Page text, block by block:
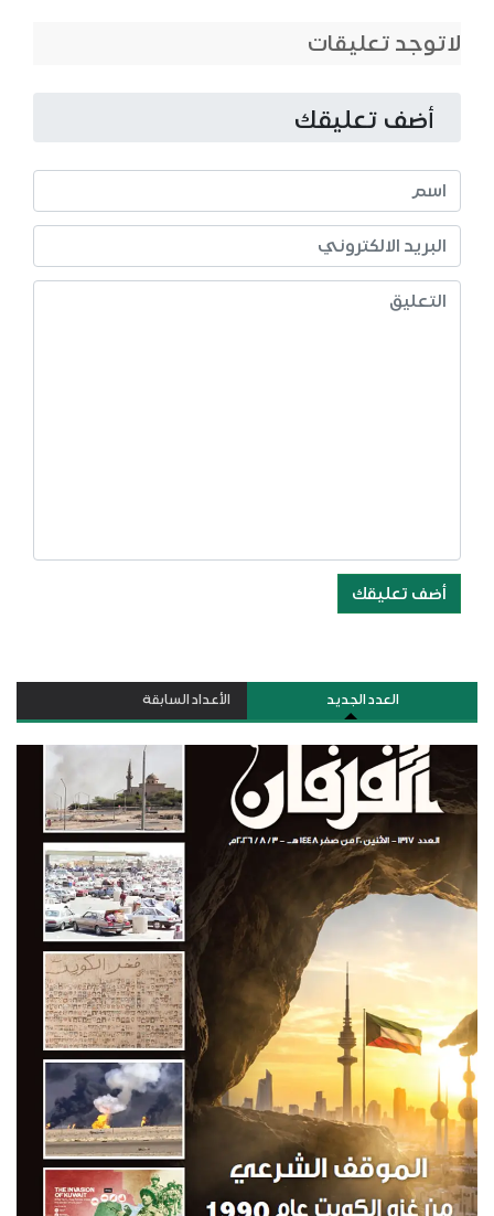
لاتوجد تعليقات
أضف تعليقك
أضف تعليقك
العدد الجديد الأعداد السابقة